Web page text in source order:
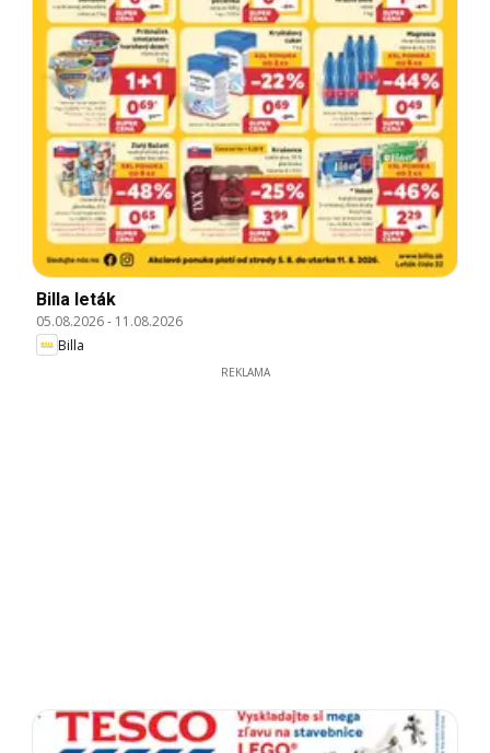
Billa leták
05.08.2026- 11.08.2026
Billa
REKLAMA